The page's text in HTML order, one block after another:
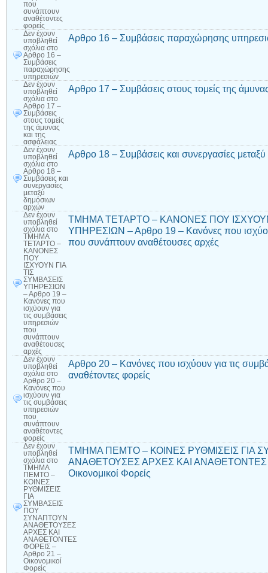
που
συνάπτουν
αναθέτοντες
φορείς
Δεν έχουν
υποβληθεί
σχόλια στο
Αρθρο 16 –
Συμβάσεις
παραχώρησης
υπηρεσιών
Αρθρο 16 – Συμβάσεις παραχώρησης
Δεν έχουν
υποβληθεί
σχόλια στο
Αρθρο 17 –
Συμβάσεις
στους τομείς
της άμυνας
και της
ασφάλειας
Αρθρο 17 – Συμβάσεις στους τομείς της
Δεν έχουν
υποβληθεί
σχόλια στο
Αρθρο 18 –
Συμβάσεις και
συνεργασίες
μεταξύ
δημόσιων
αρχών
Αρθρο 18 – Συμβάσεις και συνεργασίες
Δεν έχουν
υποβληθεί
σχόλια στο
ΤΜΗΜΑ
ΤΕΤΑΡΤΟ –
ΚΑΝΟΝΕΣ
ΠΟΥ
ΙΣΧΥΟΥΝ ΓΙΑ
ΤΙΣ
ΣΥΜΒΑΣΕΙΣ
ΥΠΗΡΕΣΙΩΝ
– Αρθρο 19 –
Κανόνες που
ισχύουν για
τις συμβάσεις
υπηρεσιών
που
συνάπτουν
αναθέτουσες
αρχές
ΤΜΗΜΑ ΤΕΤΑΡΤΟ – ΚΑΝΟΝΕΣ ΠΟΥ ΙΣΧΥΟΥΝ
ΥΠΗΡΕΣΙΩΝ – Αρθρο 19 – Κανόνες που
που συνάπτουν αναθέτουσες αρχές
Δεν έχουν
υποβληθεί
σχόλια στο
Αρθρο 20 –
Κανόνες που
ισχύουν για
τις συμβάσεις
υπηρεσιών
που
συνάπτουν
αναθέτοντες
φορείς
Αρθρο 20 – Κανόνες που ισχύουν για τις
αναθέτοντες φορείς
Δεν έχουν
υποβληθεί
σχόλια στο
ΤΜΗΜΑ
ΠΕΜΤΟ –
ΚΟΙΝΕΣ
ΡΥΘΜΙΣΕΙΣ
ΓΙΑ
ΣΥΜΒΑΣΕΙΣ
ΠΟΥ
ΣΥΝΑΠΤΟΥΝ
ΑΝΑΘΕΤΟΥΣΕΣ
ΑΡΧΕΣ ΚΑΙ
ΑΝΑΘΕΤΟΝΤΕΣ
ΦΟΡΕΙΣ –
Αρθρο 21 –
Οικονομικοί
Φορείς
ΤΜΗΜΑ ΠΕΜΤΟ – ΚΟΙΝΕΣ ΡΥΘΜΙΣΕΙΣ ΓΙΑ
ΑΝΑΘΕΤΟΥΣΕΣ ΑΡΧΕΣ ΚΑΙ ΑΝΑΘΕΤΟΝΤΕΣ
Οικονομικοί Φορείς